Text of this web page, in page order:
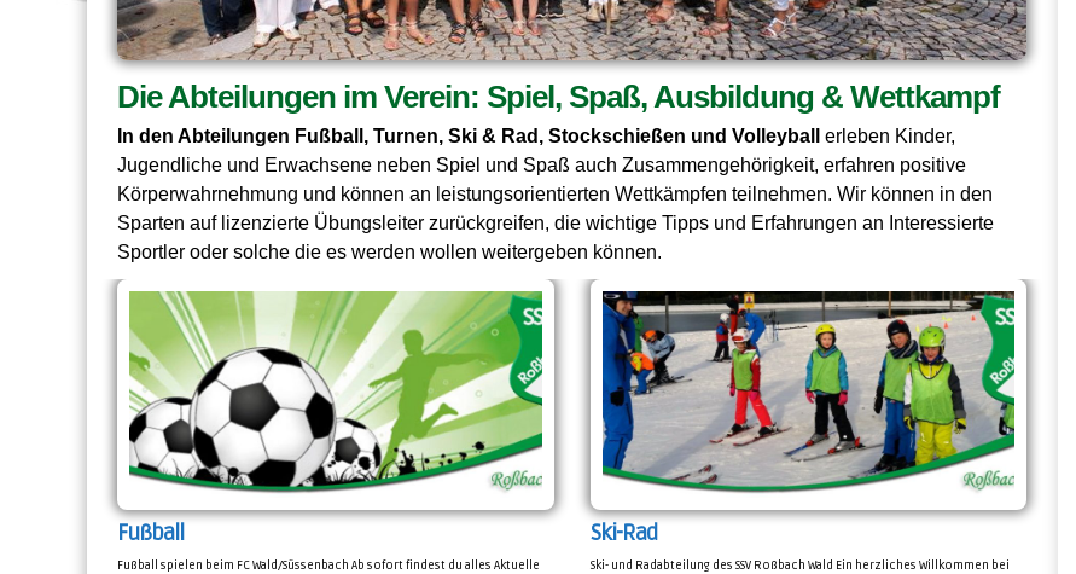
Die Abteilungen im Verein: Spiel, Spaß, Ausbildung & Wettkampf
In den Abteilungen Fußball, Turnen, Ski & Rad, Stockschießen und Volleyball
erleben Kinder,
Jugendliche und Erwachsene neben Spiel und Spaß auch Zusammengehörigkeit, erfahren positive
Körperwahrnehmung und können an leistungsorientierten Wettkämpfen teilnehmen. Wir können in den
Sparten auf lizenzierte Übungsleiter zurückgreifen, die wichtige Tipps und Erfahrungen an Interessierte
Sportler oder solche die es werden wollen weitergeben können.
Fußball
Fußball spielen beim FC Wald/Süssenbach Ab sofort findest du alles Aktuelle
Ski-Rad
Ski- und Radabteilung des SSV Roßbach Wald Ein herzliches Willkommen bei